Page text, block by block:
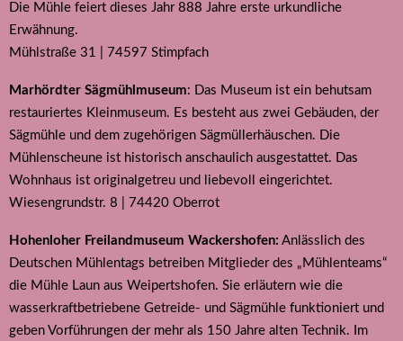
Die Mühle feiert dieses Jahr 888 Jahre erste urkundliche
Erwähnung.
Mühlstraße 31 | 74597 Stimpfach
Marhördter Sägmühlmuseum: Das Museum ist ein behutsam
restauriertes Kleinmuseum. Es besteht aus zwei Gebäuden, der
Sägmühle und dem zugehörigen Sägmüllerhäuschen. Die
Mühlenscheune ist historisch anschaulich ausgestattet. Das
Wohnhaus ist originalgetreu und liebevoll eingerichtet.
Wiesengrundstr. 8 | 74420 Oberrot
Hohenloher Freilandmuseum Wackershofen: Anlässlich des
Deutschen Mühlentags betreiben Mitglieder des „Mühlenteams“
die Mühle Laun aus Weipertshofen. Sie erläutern wie die
wasserkraftbetriebene Getreide- und Sägmühle funktioniert und
geben Vorführungen der mehr als 150 Jahre alten Technik. Im